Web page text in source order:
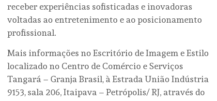
receber experiências sofisticadas e inovadoras
voltadas ao entretenimento e ao posicionamento
profissional.
Mais informações no Escritório de Imagem e Estilo
localizado no Centro de Comércio e Serviços
Tangará – Granja Brasil, à Estrada União Indústria
9153, sala 206, Itaipava – Petrópolis/ RJ, através do